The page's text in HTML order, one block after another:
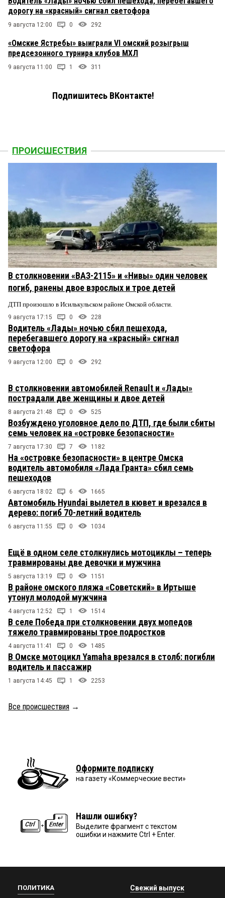
дорогу на «красный» сигнал светофора
9 августа 12:00 0 292
«Омские Ястребы» выиграли VI омский розыгрыш
предсезонного турнира клубов МХЛ
9 августа 11:00 1 311
Подпишитесь ВКонтакте!
ПРОИСШЕСТВИЯ
В столкновении «ВАЗ-2115» и «Нивы» один человек
погиб, ранены двое взрослых и трое детей
ДТП произошло в Исилькульском районе Омской области.
9 августа 17:15 0 228
Водитель «Лады» ночью сбил пешехода,
перебегавшего дорогу на «красный» сигнал
светофора
9 августа 12:00 0 292
В столкновении автомобилей Renault и «Лады»
пострадали две женщины и двое детей
8 августа 21:48 0 525
Возбуждено уголовное дело по ДТП, где были сбиты
семь человек на «островке безопасности»
7 августа 17:30 7 1182
На «островке безопасности» в центре Омска
водитель автомобиля «Лада Гранта» сбил семь
пешеходов
6 августа 18:02 6 1665
Автомобиль Hyundai вылетел в кювет и врезался в
дерево: погиб 70-летний водитель
6 августа 11:55 0 1034
Ещё в одном селе столкнулись мотоциклы – теперь
травмированы две девочки и мужчина
5 августа 13:19 0 1151
В районе омского пляжа «Советский» в Иртыше
утонул молодой мужчина
4 августа 12:52 1 1514
В селе Победа при столкновении двух мопедов
тяжело травмированы трое подростков
4 августа 11:41 0 1485
В Омске мотоцикл Yamaha врезался в столб: погибли
водитель и пассажир
1 августа 14:45 1 2253
Все происшествия →
Оформите подписку
на газету «Коммерческие вести»
Нашли ошибку?
Выделите фрагмент с текстом
ошибки и нажмите Ctrl + Enter.
ПОЛИТИКА Свежий выпуск